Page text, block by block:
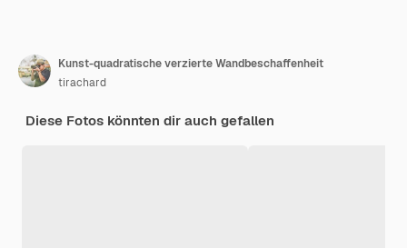
Kunst-quadratische verzierte Wandbeschaffenheit
tirachard
Diese Fotos könnten dir auch gefallen